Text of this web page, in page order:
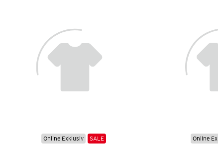
Online Exklusiv SALE Online